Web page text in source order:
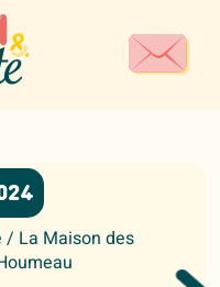
/ La Maison des